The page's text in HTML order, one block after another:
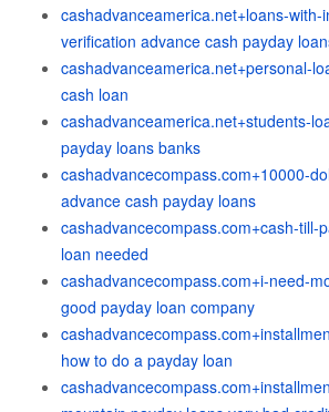
cashadvanceamerica.net+loans-with-
verification advance cash payday
cashadvanceamerica.net+personal-
cash loan
cashadvanceamerica.net+students-
payday loans banks
cashadvancecompass.com+10000-
advance cash payday loans
cashadvancecompass.com+cash-till-
loan needed
cashadvancecompass.com+i-need-
good payday loan company
how to do a payday loan